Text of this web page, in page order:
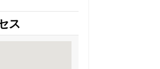
ス